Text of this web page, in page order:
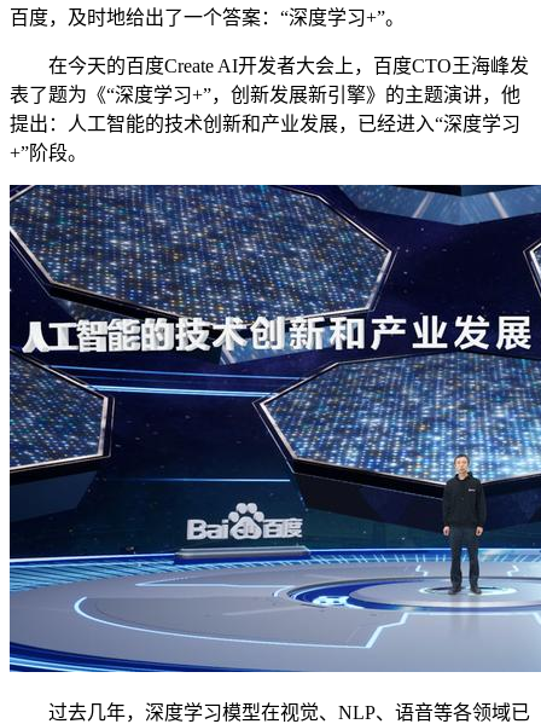
百度，及时地给出了一个答案：“深度学习+”。
在今天的百度Create AI开发者大会上，百度CTO王海峰发
表了题为《“深度学习+”，创新发展新引擎》的主题演讲，他
提出：人工智能的技术创新和产业发展，已经进入“深度学习
+”阶段。
过去几年，深度学习模型在视觉、NLP、语音等各领域已